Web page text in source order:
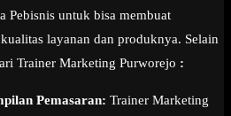
Pebisnis untuk bisa membuat
layanan dan produknya. Selain
Trainer Marketing Purworejo :
Pemasaran: Trainer Marketing